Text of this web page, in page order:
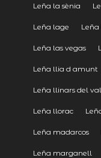
Leña la sènia
Leña lage
Leña las vegas
Leña llia d amunt
Leña llinars del
Leña llorac
Leña madarcos
Leña marganell